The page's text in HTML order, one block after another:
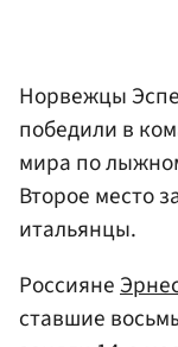
Норвежцы
победили в
мира по
Второе место
итальянцы.
Россияне
ставшие